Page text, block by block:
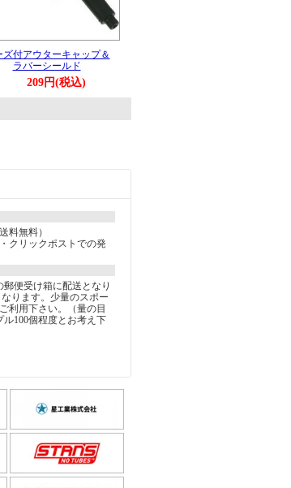
ズ付アウターキャップ＆
ラバーシールド
209円(税込)
料無料）
クリックポストでの発
便受け箱に配送となり
ります。少量のスポー
利用下さい。（量の目
100個程度とお考え下